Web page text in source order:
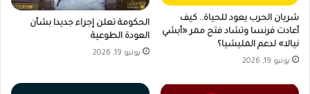
شريان الحرب يعود للحياة.. كيف
أعادت فرنسا وتشاد فتح ممر «أبشي
نيالا» لدعم المليشيا؟
يونيو 19, 2026
الحكومة تعلن إجراء جديدا بشأن
العودة الطوعية
يونيو 19, 2026